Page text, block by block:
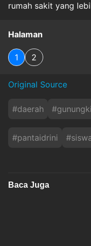
rumah sakit yang
Halaman
1 2
Original Source
#daerah #
#pantaidrini #
Baca Juga